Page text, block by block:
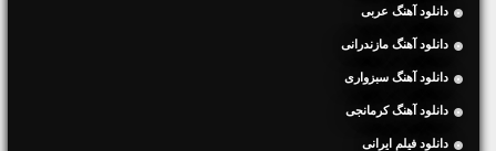
دانلود آهنگ عربی
دانلود آهنگ مازندرانی
دانلود آهنگ سبزواری
دانلود آهنگ کرمانجی
دانلود فیلم ایرانی